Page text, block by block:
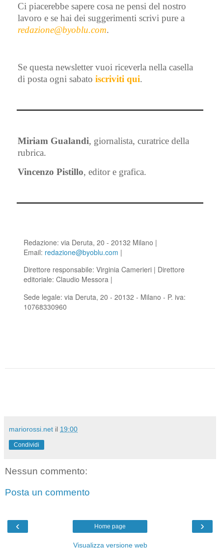
Ci piacerebbe sapere cosa ne pensi del nostro
lavoro e se hai dei suggerimenti scrivi pure a
redazione@byoblu.com.
Se questa newsletter vuoi riceverla nella casella
di posta ogni sabato iscriviti qui.
Miriam Gualandi, giornalista, curatrice della
rubrica.
Vincenzo Pistillo, editor e grafica.
Redazione: via Deruta, 20 - 20132 Milano |
Email: redazione@byoblu.com |
Direttore responsabile: Virginia Camerieri | Direttore
editoriale: Claudio Messora |
Sede legale: via Deruta, 20 - 20132 - Milano - P. iva:
10768330960
mariorossi.net il 19:00
Condividi
Nessun commento:
Posta un commento
‹ ›
Home page
Visualizza versione web